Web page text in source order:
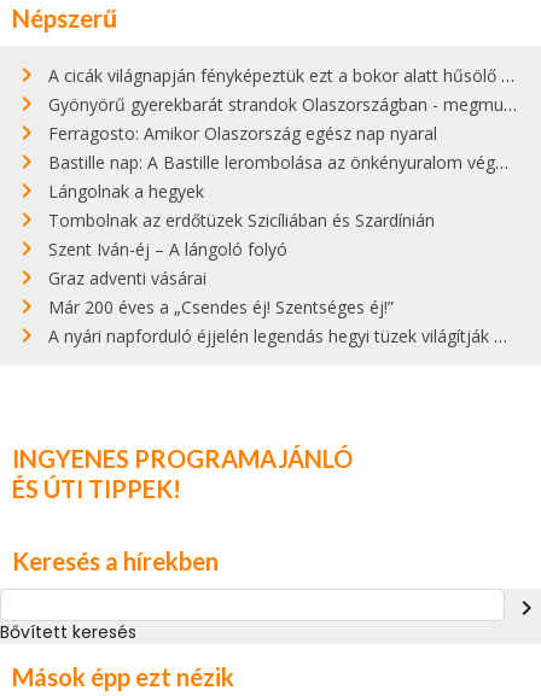
Népszerű
A cicák világnapján fényképeztük ezt a bokor alatt hűsölő cicát Kisorosziban
Gyönyörű gyerekbarát strandok Olaszországban - megmutatjuk a 15 legjobbat
Ferragosto: Amikor Olaszország egész nap nyaral
Bastille nap: A Bastille lerombolása az önkényuralom végét jelentette
Lángolnak a hegyek
Tombolnak az erdőtüzek Szicíliában és Szardínián
Szent Iván-éj – A lángoló folyó
Graz adventi vásárai
Már 200 éves a „Csendes éj! Szentséges éj!”
A nyári napforduló éjjelén legendás hegyi tüzek világítják meg Zugspitzét
INGYENES PROGRAMAJÁNLÓ
ÉS ÚTI TIPPEK!
Keresés a hírekben
navigate_next
Bővített keresés
Mások épp ezt nézik